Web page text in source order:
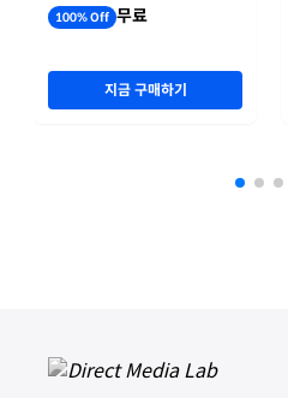
100% Off 무료
지금 구매하기